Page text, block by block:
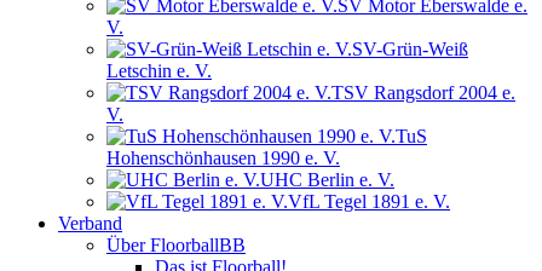
SV Motor Eberswalde e.
V.
SV-Grün-Weiß
Letschin e. V.
TSV Rangsdorf 2004 e.
V.
TuS
Hohenschönhausen 1990 e. V.
UHC Berlin e. V.
VfL Tegel 1891 e. V.
Verband
Über FloorballBB
Das ist Floorball!